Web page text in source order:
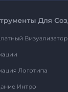
Для
Логотипа
Интро